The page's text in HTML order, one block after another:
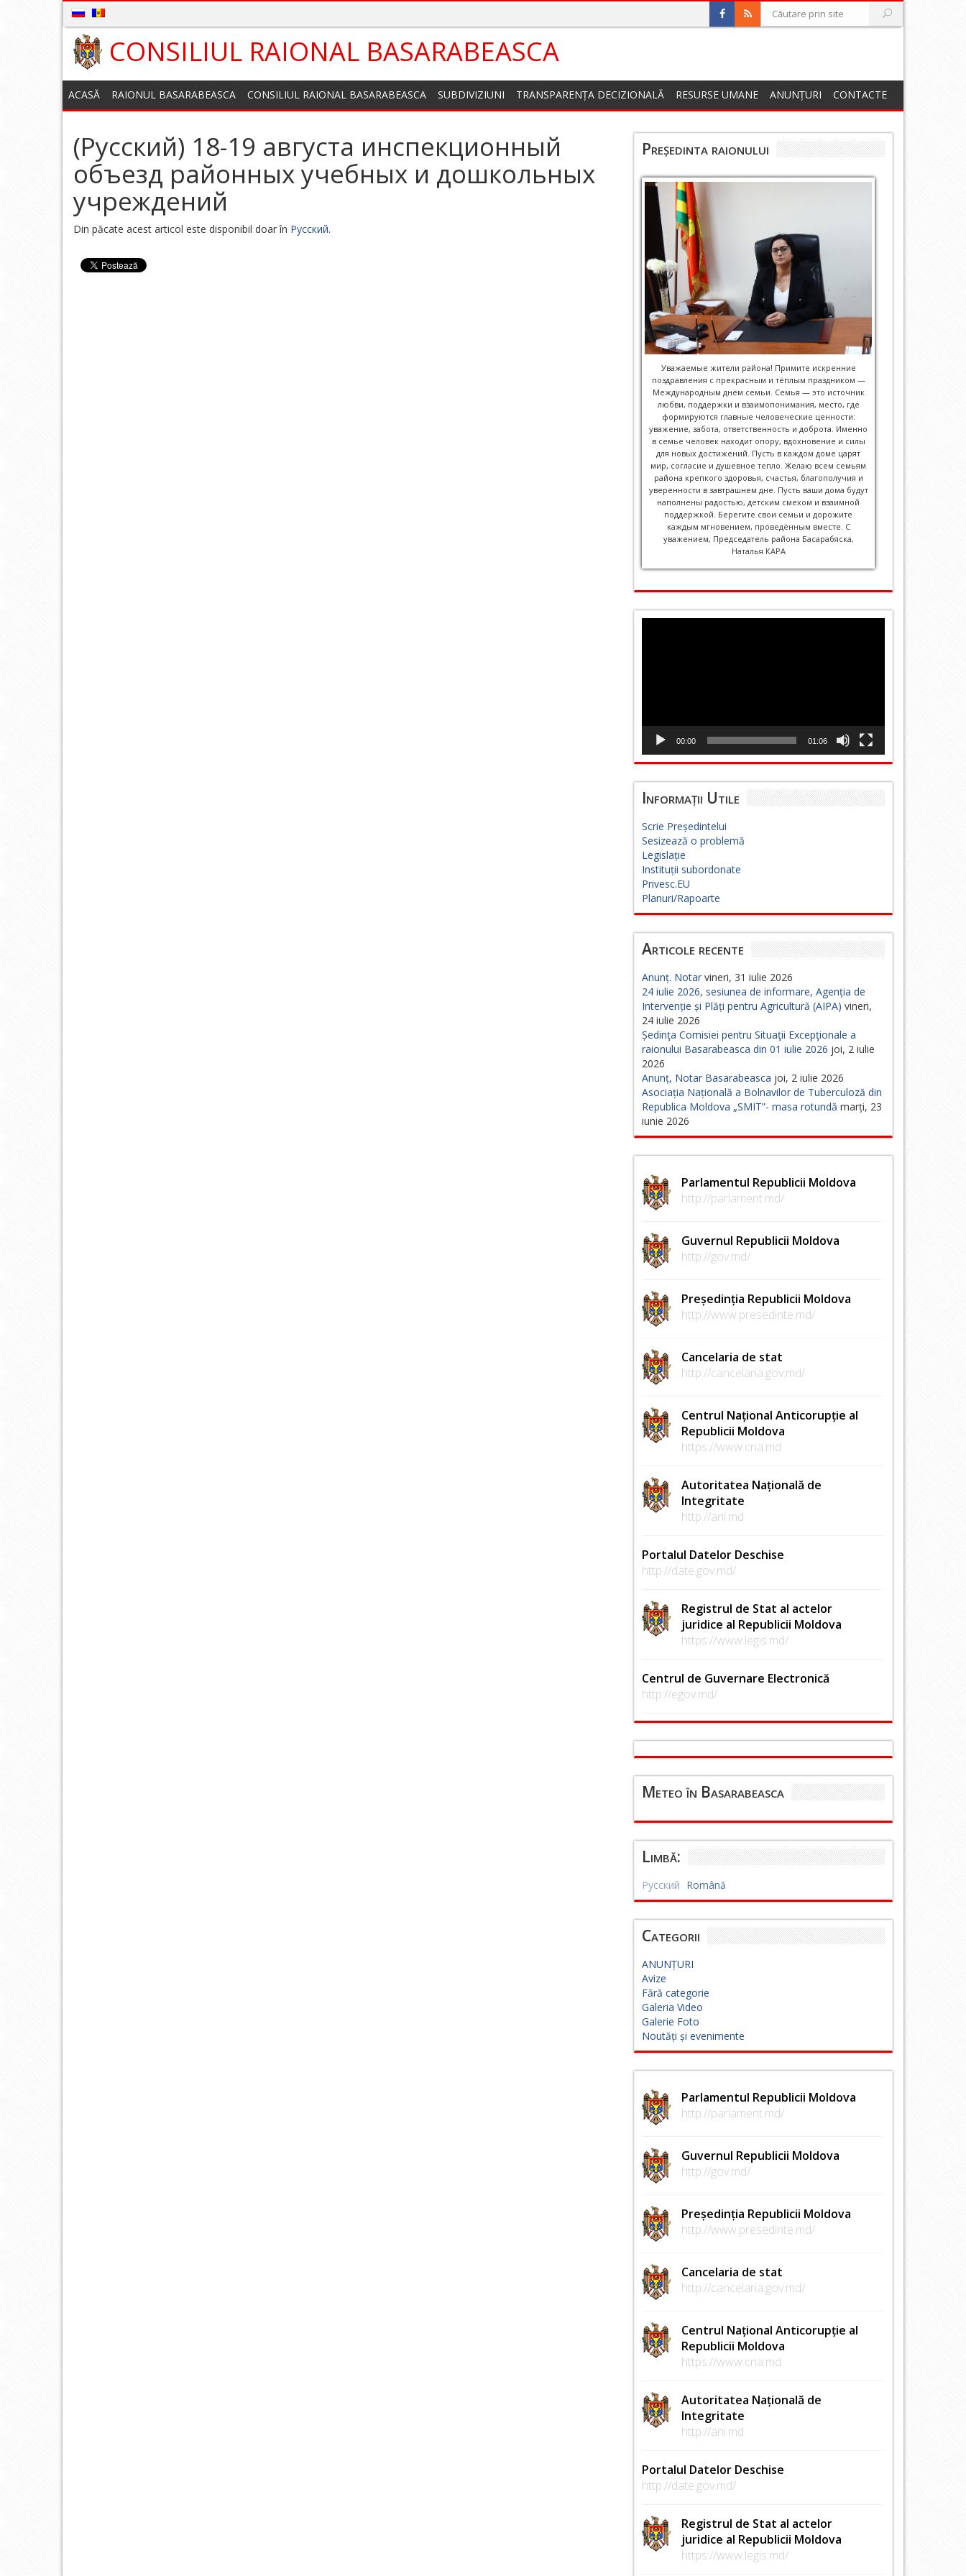
CONSILIUL RAIONAL BASARABEASCA
ACASĂ RAIONUL BASARABEASCA CONSILIUL RAIONAL BASARABEASCA SUBDIVIZIUNI TRANSPARENȚA DECIZIONALĂ RESURSE UMANE ANUNȚURI CONTACTE
(Русский) 18-19 августа инспекционный
объезд районных учебных и дошкольных
учреждений
Din păcate acest articol este disponibil doar în Русский.
Președinta raionului
Уважаемые жители района! Примите искренние
поздравления с прекрасным и тёплым праздником —
Международным днём семьи. Семья — это источник
любви, поддержки и взаимопонимания, место, где
формируются главные человеческие ценности:
уважение, забота, ответственность и доброта. Именно
в семье человек находит опору, вдохновение и силы
для новых достижений. Пусть в каждом доме царят
мир, согласие и душевное тепло. Желаю всем семьям
района крепкого здоровья, счастья, благополучия и
уверенности в завтрашнем дне. Пусть ваши дома будут
наполнены радостью, детским смехом и взаимной
поддержкой. Берегите свои семьи и дорожите
каждым мгновением, проведённым вместе. С
уважением, Председатель района Басарабяска,
Наталья КАРА
00:00 01:06
Informații Utile
Scrie Președintelui
Sesizează o problemă
Legislație
Instituții subordonate
Privesc.EU
Planuri/Rapoarte
Articole recente
Anunț. Notar vineri, 31 iulie 2026
24 iulie 2026, sesiunea de informare, Agenția de
Intervenție și Plăți pentru Agricultură (AIPA) vineri,
24 iulie 2026
Ședinţa Comisiei pentru Situaţii Excepţionale a
raionului Basarabeasca din 01 iulie 2026 joi, 2 iulie
2026
Anunț, Notar Basarabeasca joi, 2 iulie 2026
Asociația Națională a Bolnavilor de Tuberculoză din
Republica Moldova „SMIT”- masa rotundă marți, 23
iunie 2026
Parlamentul Republicii Moldova
http://parlament.md/
Guvernul Republicii Moldova
http://gov.md/
Președinția Republicii Moldova
http://www.presedinte.md/
Cancelaria de stat
http://cancelaria.gov.md/
Centrul Național Anticorupție al
Republicii Moldova
https://www.cna.md
Autoritatea Națională de
Integritate
http://ani.md
Portalul Datelor Deschise
http://date.gov.md/
Registrul de Stat al actelor
juridice al Republicii Moldova
https://www.legis.md/
Centrul de Guvernare Electronică
http://egov.md/
Meteo în Basarabeasca
Limbă:
Русский Română
Categorii
ANUNȚURI
Avize
Fără categorie
Galeria Video
Galerie Foto
Noutăți și evenimente
Parlamentul Republicii Moldova
http://parlament.md/
Guvernul Republicii Moldova
http://gov.md/
Președinția Republicii Moldova
http://www.presedinte.md/
Cancelaria de stat
http://cancelaria.gov.md/
Centrul Național Anticorupție al
Republicii Moldova
https://www.cna.md
Autoritatea Națională de
Integritate
http://ani.md
Portalul Datelor Deschise
http://date.gov.md/
Registrul de Stat al actelor
juridice al Republicii Moldova
https://www.legis.md/